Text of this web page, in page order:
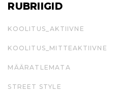
RUBRIIGID
KOOLITUS_AKTIIVNE
KOOLITUS_MITTEAKTIIVNE
MÄÄRATLEMATA
STREET STYLE